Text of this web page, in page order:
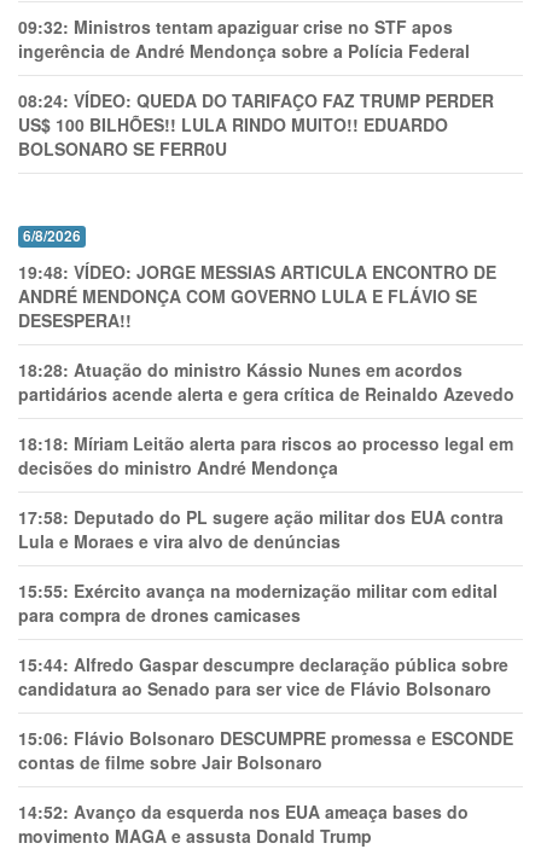
09:32: Ministros tentam apaziguar crise no STF apos
ingerência de André Mendonça sobre a Polícia Federal
08:24: VÍDEO: QUEDA DO TARIFAÇO FAZ TRUMP PERDER
US$ 100 BILHÕES!! LULA RINDO MUITO!! EDUARDO
BOLSONARO SE FERR0U
6/8/2026
19:48: VÍDEO: JORGE MESSIAS ARTICULA ENCONTRO DE
ANDRÉ MENDONÇA COM GOVERNO LULA E FLÁVIO SE
DESESPERA!!
18:28: Atuação do ministro Kássio Nunes em acordos
partidários acende alerta e gera crítica de Reinaldo Azevedo
18:18: Míriam Leitão alerta para riscos ao processo legal em
decisões do ministro André Mendonça
17:58: Deputado do PL sugere ação militar dos EUA contra
Lula e Moraes e vira alvo de denúncias
15:55: Exército avança na modernização militar com edital
para compra de drones camicases
15:44: Alfredo Gaspar descumpre declaração pública sobre
candidatura ao Senado para ser vice de Flávio Bolsonaro
15:06: Flávio Bolsonaro DESCUMPRE promessa e ESCONDE
contas de filme sobre Jair Bolsonaro
14:52: Avanço da esquerda nos EUA ameaça bases do
movimento MAGA e assusta Donald Trump